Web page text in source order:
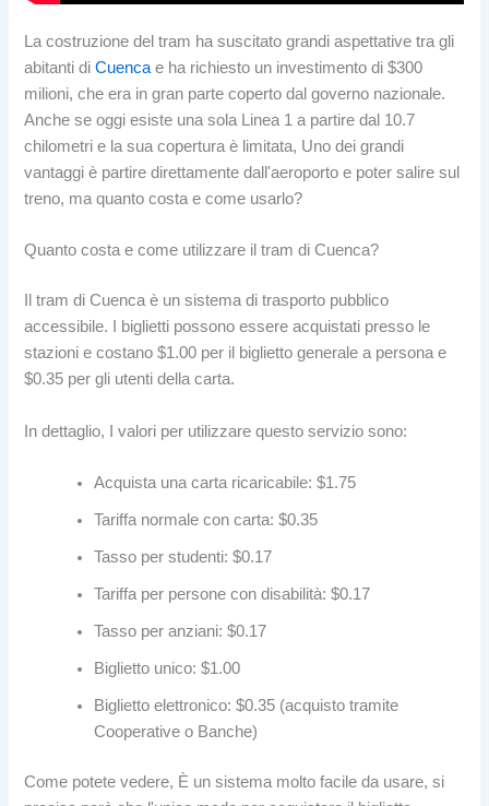
La costruzione del tram ha suscitato grandi aspettative tra gli
abitanti diCuenca e ha richiesto un investimento di $300
milioni, che era in gran parte coperto dal governo nazionale.
Anche se oggi esiste una sola Linea 1 a partire dal 10.7
chilometri e la sua copertura è limitata, Uno dei grandi
vantaggi è partire direttamente dall'aeroporto e poter salire sul
treno, ma quanto costa e come usarlo?
Quanto costa e come utilizzare il tram di Cuenca?
Il tram di Cuenca è un sistema di trasporto pubblico
accessibile. I biglietti possono essere acquistati presso le
stazioni e costano $1.00 per il biglietto generale a persona e
$0.35 per gli utenti della carta.
In dettaglio, I valori per utilizzare questo servizio sono:
Acquista una carta ricaricabile: $1.75
Tariffa normale con carta: $0.35
Tasso per studenti: $0.17
Tariffa per persone con disabilità: $0.17
Tasso per anziani: $0.17
Biglietto unico: $1.00
Biglietto elettronico: $0.35 (acquisto tramite
Cooperative o Banche)
Come potete vedere, È un sistema molto facile da usare, si